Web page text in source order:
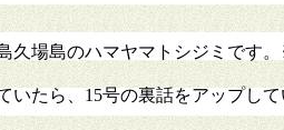
久場島のハマヤマトシジミです
いたら、15号の裏話をアップし